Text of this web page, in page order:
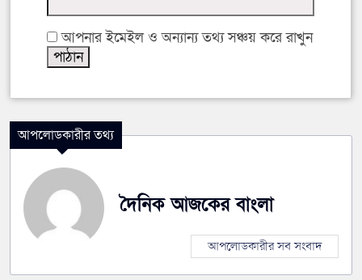
আপনার ইমেইল ও অন্যান্য তথ্য সঞ্চয় করে রাখুন
আপলোডকারীর তথ্য
দৈনিক আজকের বাংলা
আপলোডকারীর সব সংবাদ